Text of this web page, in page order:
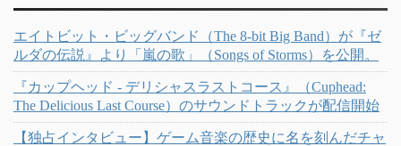
エイトビット・ビッグバンド（The 8-bit Big Band）が『ゼ
ルダの伝説』より「嵐の歌」（Songs of Storms）を公開。
『カップヘッド - デリシャスラストコース』（Cuphead:
The Delicious Last Course）のサウンドトラックが配信開始
【独占インタビュー】ゲーム音楽の歴史に名を刻んだチャ